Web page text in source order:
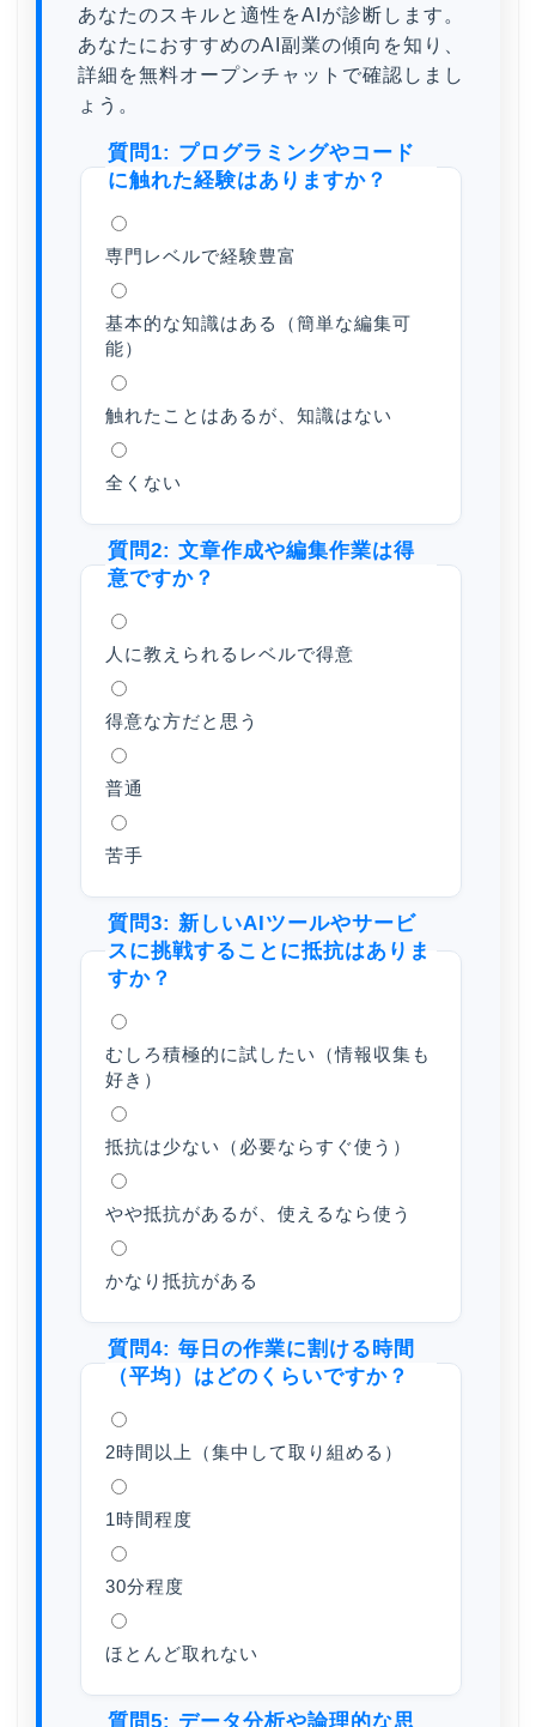
あなたのスキルと適性をAIが診断します。
あなたにおすすめのAI副業の傾向を知り、
詳細を無料オープンチャットで確認しまし
ょう。
質問1: プログラミングやコード
に触れた経験はありますか？
専門レベルで経験豊富
基本的な知識はある（簡単な編集可
能）
触れたことはあるが、知識はない
全くない
質問2: 文章作成や編集作業は得
意ですか？
人に教えられるレベルで得意
得意な方だと思う
普通
苦手
質問3: 新しいAIツールやサービ
スに挑戦することに抵抗はありま
すか？
むしろ積極的に試したい（情報収集も
好き）
抵抗は少ない（必要ならすぐ使う）
やや抵抗があるが、使えるなら使う
かなり抵抗がある
質問4: 毎日の作業に割ける時間
（平均）はどのくらいですか？
2時間以上（集中して取り組める）
1時間程度
30分程度
ほとんど取れない
質問5: データ分析や論理的な思